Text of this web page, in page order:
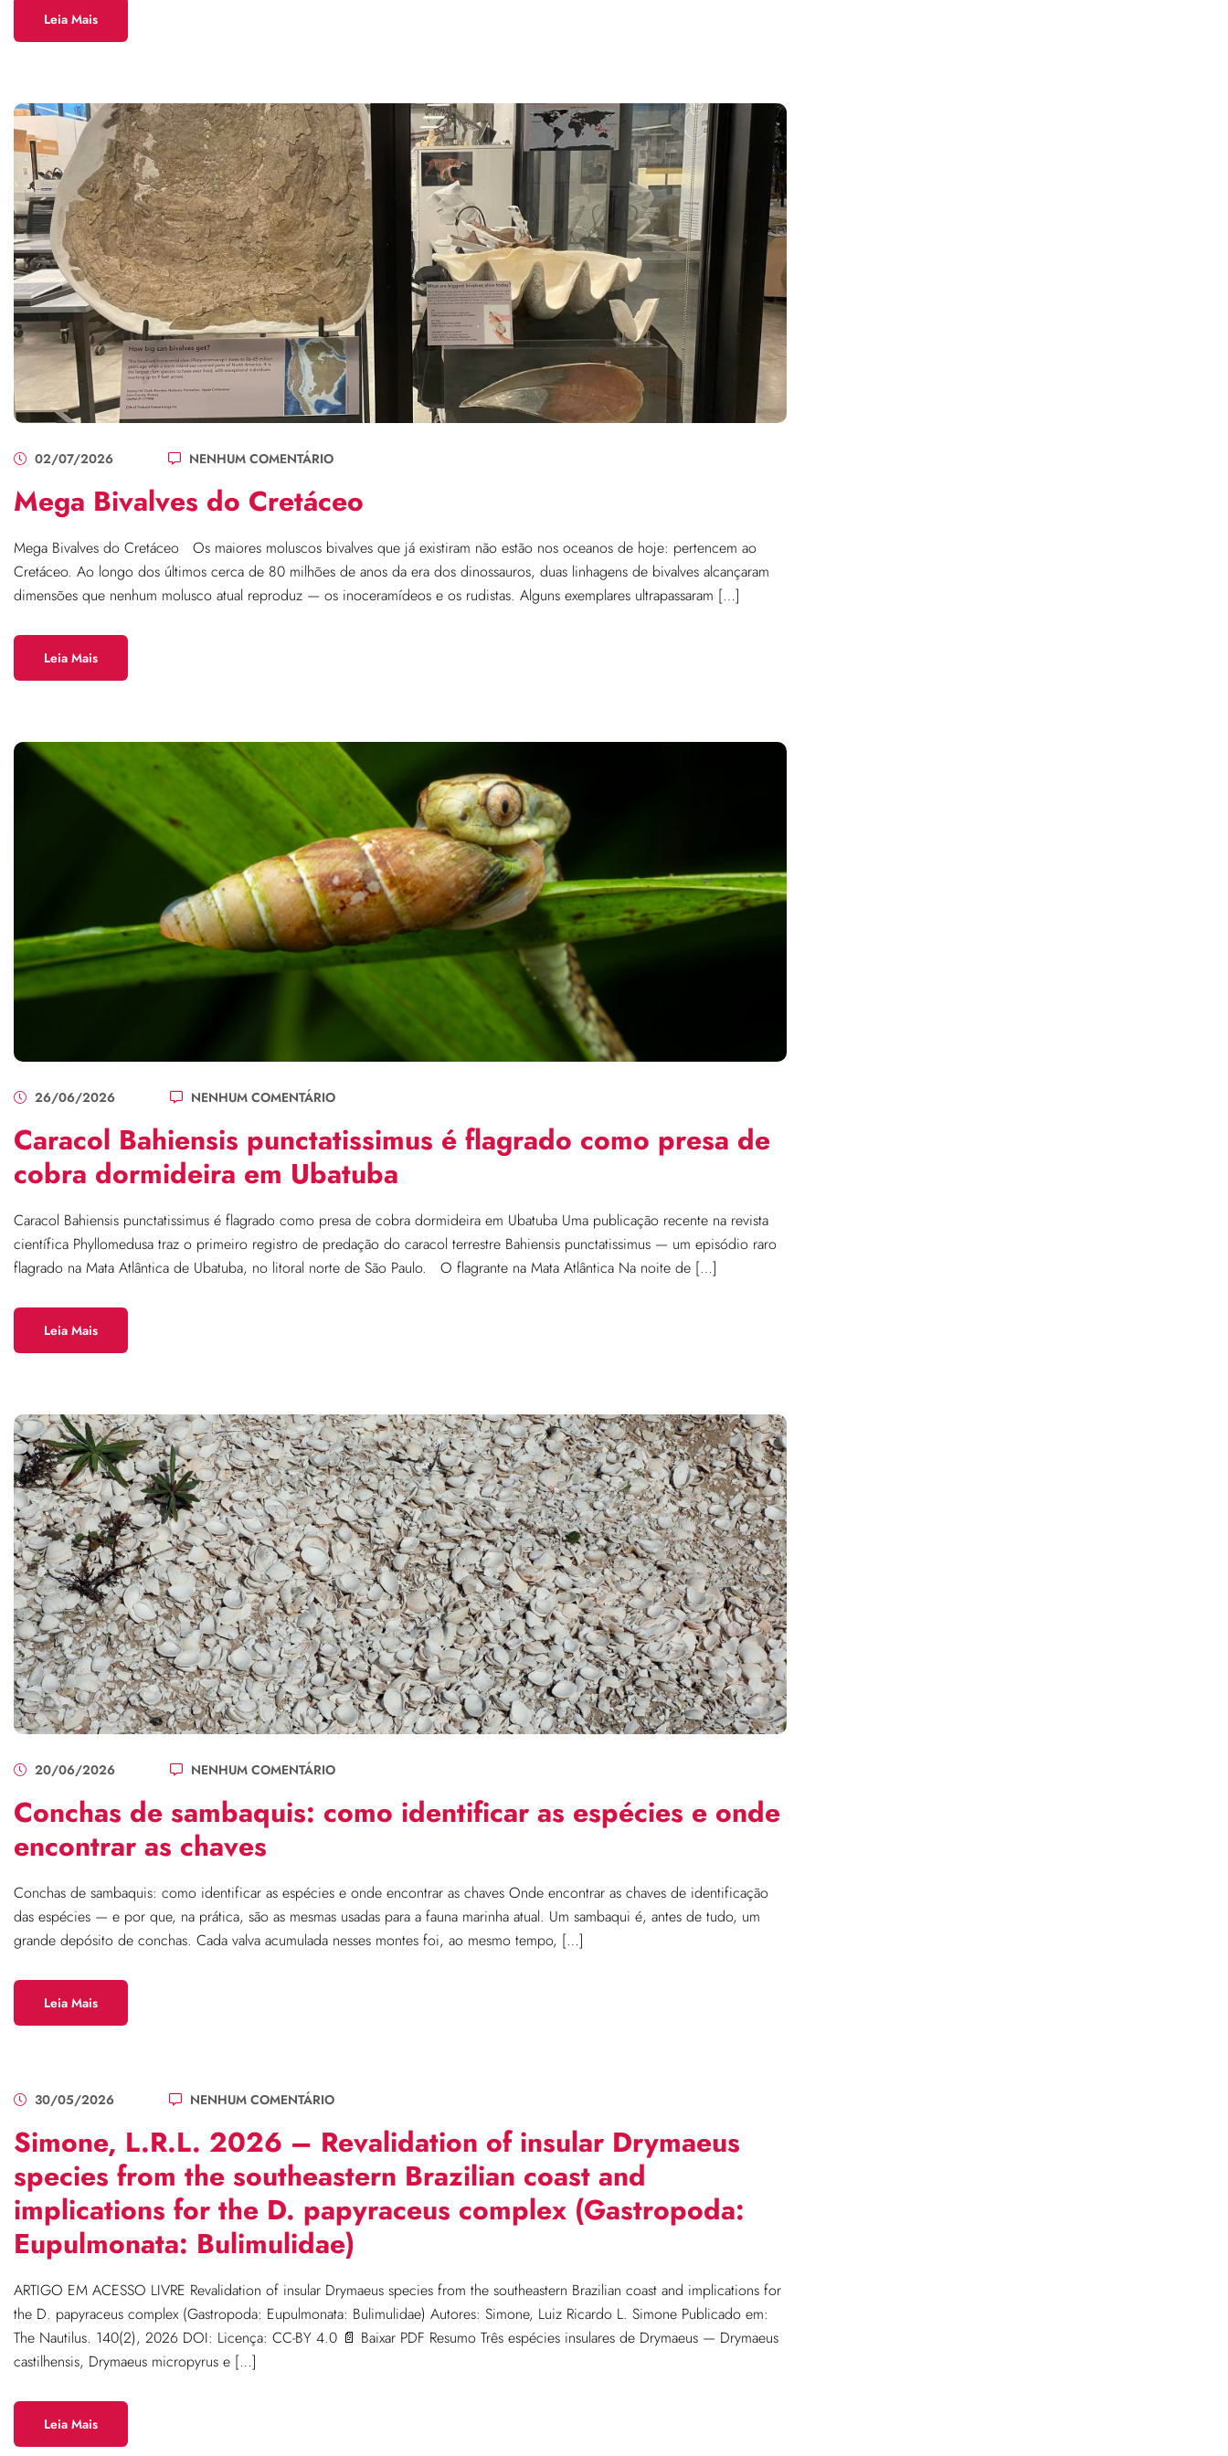
Leia Mais
02/07/2026 NENHUM COMENTÁRIO
Mega Bivalves do Cretáceo
Mega Bivalves do Cretáceo Os maiores moluscos bivalves que já existiram não estão nos oceanos de hoje: pertencem ao
Cretáceo. Ao longo dos últimos cerca de 80 milhões de anos da era dos dinossauros, duas linhagens de bivalves alcançaram
dimensões que nenhum molusco atual reproduz — os inoceramídeos e os rudistas. Alguns exemplares ultrapassaram […]
Leia Mais
26/06/2026 NENHUM COMENTÁRIO
Caracol Bahiensis punctatissimus é flagrado como presa de
cobra dormideira em Ubatuba
Caracol Bahiensis punctatissimus é flagrado como presa de cobra dormideira em Ubatuba Uma publicação recente na revista
científica Phyllomedusa traz o primeiro registro de predação do caracol terrestre Bahiensis punctatissimus — um episódio raro
flagrado na Mata Atlântica de Ubatuba, no litoral norte de São Paulo. O flagrante na Mata Atlântica Na noite de […]
Leia Mais
20/06/2026 NENHUM COMENTÁRIO
Conchas de sambaquis: como identificar as espécies e onde
encontrar as chaves
Conchas de sambaquis: como identificar as espécies e onde encontrar as chaves Onde encontrar as chaves de identificação
das espécies — e por que, na prática, são as mesmas usadas para a fauna marinha atual. Um sambaqui é, antes de tudo, um
grande depósito de conchas. Cada valva acumulada nesses montes foi, ao mesmo tempo, […]
Leia Mais
30/05/2026 NENHUM COMENTÁRIO
Simone, L.R.L. 2026 – Revalidation of insular Drymaeus
species from the southeastern Brazilian coast and
implications for the D. papyraceus complex (Gastropoda:
Eupulmonata: Bulimulidae)
ARTIGO EM ACESSO LIVRE Revalidation of insular Drymaeus species from the southeastern Brazilian coast and implications for
the D. papyraceus complex (Gastropoda: Eupulmonata: Bulimulidae) Autores: Simone, Luiz Ricardo L. Simone Publicado em:
The Nautilus. 140(2), 2026 DOI: Licença: CC-BY 4.0 📄 Baixar PDF Resumo Três espécies insulares de Drymaeus — Drymaeus
castilhensis, Drymaeus micropyrus e […]
Leia Mais